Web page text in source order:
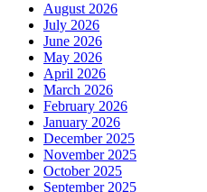
August 2026
July 2026
June 2026
May 2026
April 2026
March 2026
February 2026
January 2026
December 2025
November 2025
October 2025
September 2025